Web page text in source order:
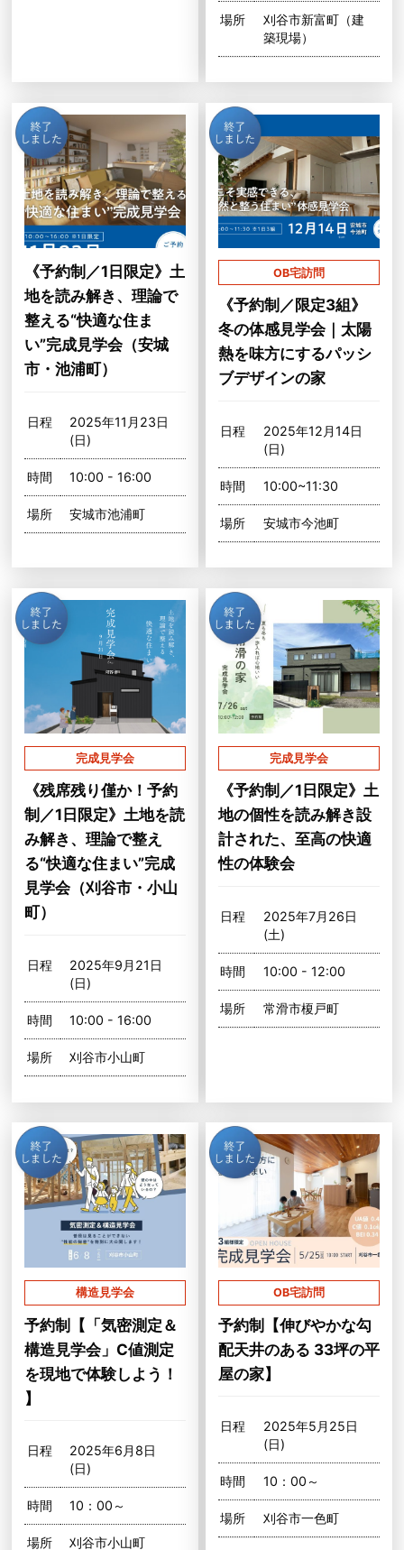
場所
刈谷市新富町（建
築現場）
《予約制／1日限定》土
地を読み解き、理論で
整える“快適な住ま
い”完成見学会（安城
市・池浦町）
日程
2025年11月23日
(日)
時間 10:00 - 16:00
場所 安城市池浦町
OB宅訪問
《予約制／限定3組》
冬の体感見学会｜太陽
熱を味方にするパッシ
ブデザインの家
日程
2025年12月14日
(日)
時間 10:00~11:30
場所 安城市今池町
完成見学会
《残席残り僅か！予約
制／1日限定》土地を読
み解き、理論で整え
る“快適な住まい”完成
見学会（刈谷市・小山
町）
日程
2025年9月21日
(日)
時間 10:00 - 16:00
場所 刈谷市小山町
完成見学会
《予約制／1日限定》土
地の個性を読み解き設
計された、至高の快適
性の体験会
日程
2025年7月26日
(土)
時間 10:00 - 12:00
場所 常滑市榎戸町
構造見学会
予約制【「気密測定＆
構造見学会」C値測定
を現地で体験しよう！
】
日程
2025年6月8日
(日)
時間 10：00～
場所 刈谷市小山町
OB宅訪問
予約制【伸びやかな勾
配天井のある 33坪の平
屋の家】
日程
2025年5月25日
(日)
時間 10：00～
場所 刈谷市一色町